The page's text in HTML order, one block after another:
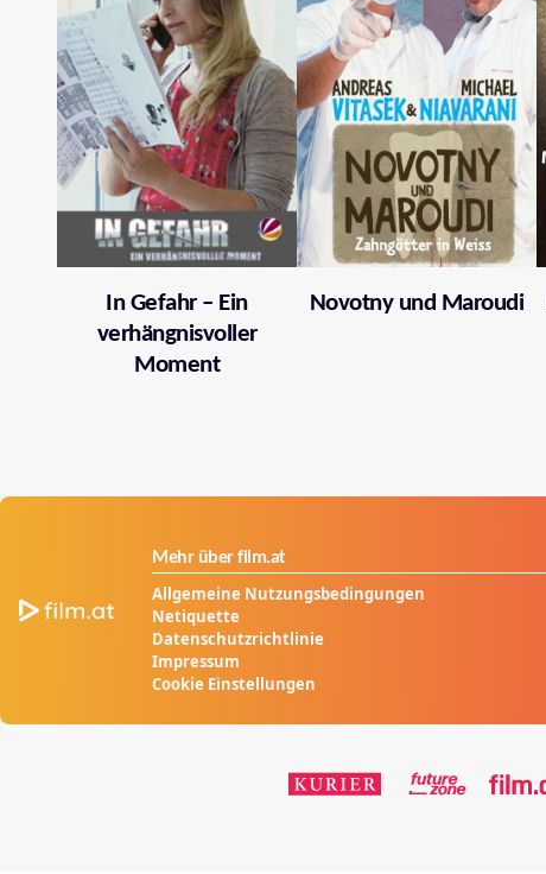
In Gefahr – Ein
verhängnisvoller
Moment
Novotny und Maroudi
Mehr über film.at
Allgemeine Nutzungsbedingungen
Netiquette
Datenschutzrichtlinie
Impressum
Cookie Einstellungen